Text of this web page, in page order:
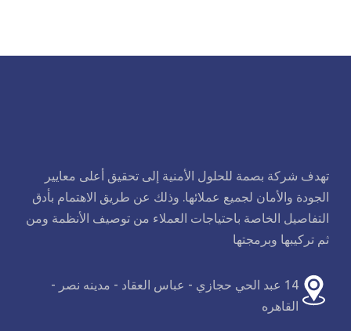
14 عبد الحي حجازي - عباس العقاد - مدينه نصر -
القاهره
تهدف شركة بصمة للحلول الأمنية إلى تحقيق أعلى معايير
الجودة والأمان لجميع عملائها. وذلك عن طريق الاهتمام بأدق
التفاصيل الخاصة باحتياجات العملاء من توصيف الأنظمة ومن
ثم تركيبها وبرمجتها